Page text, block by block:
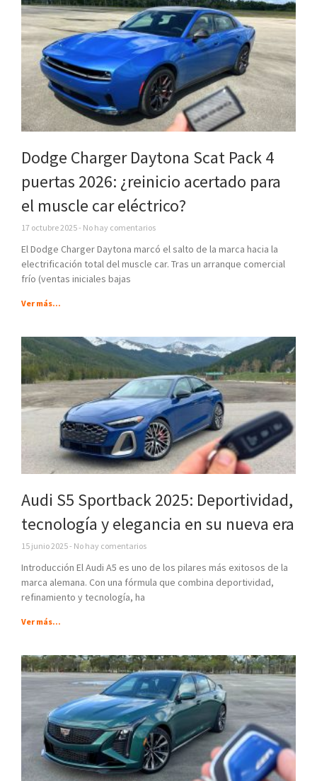
Dodge Charger Daytona Scat Pack 4
puertas 2026: ¿reinicio acertado para
el muscle car eléctrico?
17 octubre 2025 No hay comentarios
El Dodge Charger Daytona marcó el salto de la marca hacia la
electrificación total del muscle car. Tras un arranque comercial
frío (ventas iniciales bajas
Ver más...
Audi S5 Sportback 2025: Deportividad,
tecnología y elegancia en su nueva era
15 junio 2025 No hay comentarios
Introducción El Audi A5 es uno de los pilares más exitosos de la
marca alemana. Con una fórmula que combina deportividad,
refinamiento y tecnología, ha
Ver más...